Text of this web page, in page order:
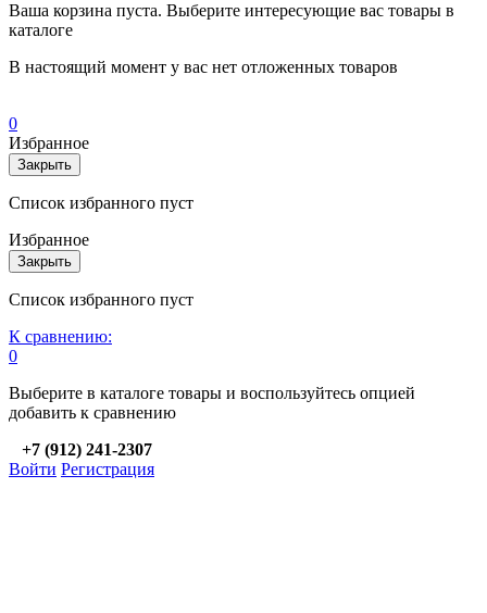
Ваша корзина пуста. Выберите интересующие вас товары в
каталоге
В настоящий момент у вас нет отложенных товаров
0
Избранное
Закрыть
Список избранного пуст
Избранное
Закрыть
Список избранного пуст
К сравнению:
0
Выберите в каталоге товары и воспользуйтесь опцией
добавить к сравнению
+7 (912) 241-2307
Войти Регистрация